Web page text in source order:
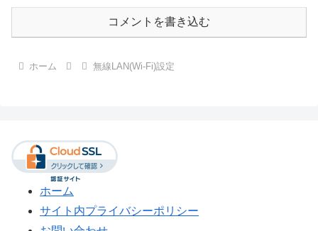
コメントを書き込む
ホーム 無線LAN(Wi-Fi)設定
ホーム
サイト内プライバシーポリシー